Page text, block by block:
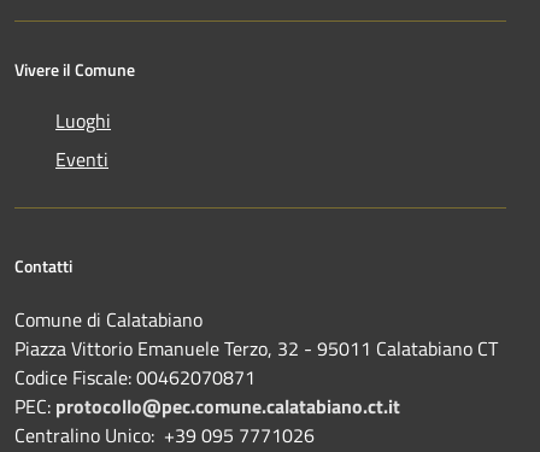
Vivere il Comune
Luoghi
Eventi
Contatti
Comune di Calatabiano
Piazza Vittorio Emanuele Terzo, 32 - 95011 Calatabiano CT
Codice Fiscale: 00462070871
PEC: protocollo@pec.comune.calatabiano.ct.it
Centralino Unico: +39 095 7771026